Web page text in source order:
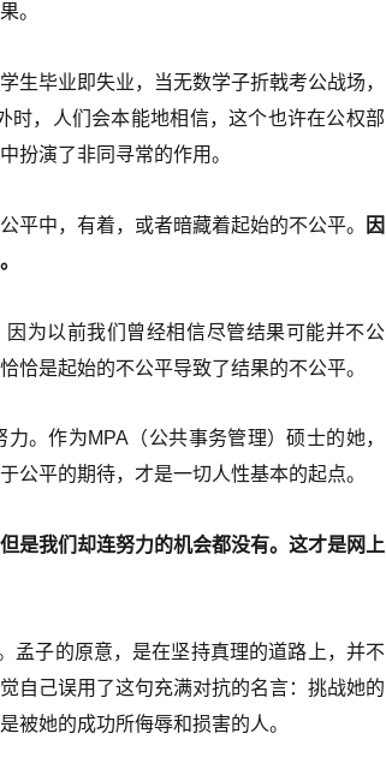
。
生毕业即失业，当无数学子折戟考公战场，
时，人们会本能地相信，这个也许在公权部
扮演了非同寻常的作用。
平中，有着，或者暗藏着起始的不公平。
因
为以前我们曾经相信尽管结果可能并不公
恰是起始的不公平导致了结果的不公平。
。作为MPA（公共事务管理）硕士的她，
公平的期待，才是一切人性基本的起点。
是我们却连努力的机会都没有。这才是网上
孟子的原意，是在坚持真理的道路上，并不
自己误用了这句充满对抗的名言：挑战她的
被她的成功所侮辱和损害的人。